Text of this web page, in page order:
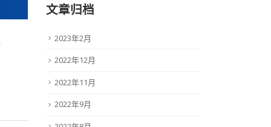
文章归档
2023年2月
2022年12月
2022年11月
2022年9月